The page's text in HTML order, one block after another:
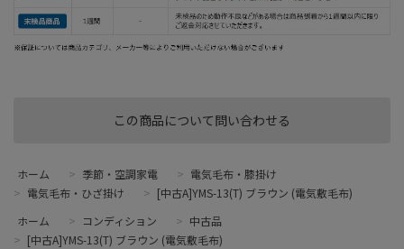
この商品について問い合わせる
ホーム > 季節・空調家電 > 電気毛布・膝掛け
> 電気毛布・ひざ掛け > [中古A]YMS-13(T) ブラウン (電気敷毛布)
ホーム
> コンディション > 中古品
> [中古A]YMS-13(T) ブラウン (電気敷毛布)